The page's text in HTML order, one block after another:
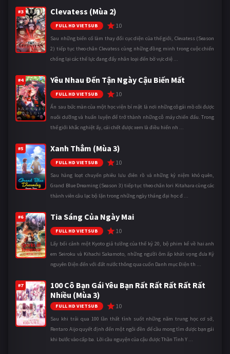
#3 Clevatess (Mùa 2)
FULL HD VIETSUB 10
Sau những biến cố làm thay đổi cục diện của thế giới, Clevatess (Season
2) tiếp tục theo chân Clevatess cùng những đồng minh trong cuộc chiến
chống lại các thế lực đang đẩy nhân loại đến bờ vực diệ ...
#4 Yêu Nhau Đến Tận Ngày Cậu Biến Mất
FULL HD VIETSUB 10
Ẩn sau bức màn của một học viện bí mật là nơi những cô gái mồ côi được
nuôi dưỡng và huấn luyện để trở thành những cỗ máy chiến đấu. Trong
thế giới khắc nghiệt ấy, cái chết được xem là điều hiển nh ...
#5 Xanh Thẳm (Mùa 3)
FULL HD VIETSUB 10
Sau hàng loạt chuyến phiêu lưu điên rồ và những kỷ niệm khó quên,
Grand Blue Dreaming (Season 3) tiếp tục theo chân Iori Kitahara cùng các
thành viên câu lạc bộ lặn trong những ngày tháng đại học đ ...
#6 Tia Sáng Của Ngày Mai
FULL HD VIETSUB 10
Lấy bối cảnh một Kyoto giả tưởng của thế kỷ 20, bộ phim kể về hai anh
em Seiroku và Kihachi Sakamoto, những người ôm ấp khát vọng đưa Kỷ
nguyên Điện đến với đất nước thông qua cuốn Danh mục Điện th ...
#7
100 Cô Bạn Gái Yêu Bạn Rất Rất Rất Rất Rất
Nhiều (Mùa 3)
FULL HD VIETSUB 10
Sau khi trải qua 100 lần thất tình suốt những năm trung học cơ sở,
Rentaro Aijo quyết định đến một ngôi đền để cầu mong tìm được bạn gái
khi bước vào cấp ba. Lời cầu nguyện của cậu được Thần Tình Y ...